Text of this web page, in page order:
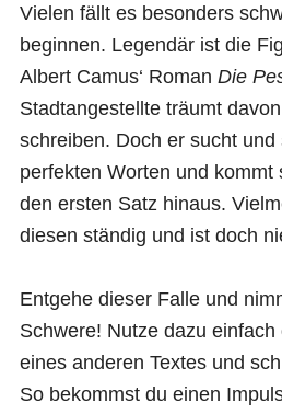
Vielen fällt es besonders
beginnen. Legendär ist die
Albert Camus‘ Roman Die
Stadtangestellte träumt
schreiben. Doch er sucht und
perfekten Worten und kommt
den ersten Satz hinaus.
diesen ständig und ist doch
Entgehe dieser Falle und
Schwere! Nutze dazu
eines anderen Textes und
So bekommst du einen